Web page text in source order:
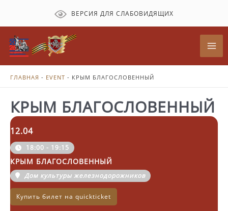
содержимому
ВЕРСИЯ ДЛЯ СЛАБОВИДЯЩИХ
ГЛАВНАЯ - EVENT - КРЫМ БЛАГОСЛОВЕННЫЙ
КРЫМ БЛАГОСЛОВЕННЫЙ
12.04
18:00 - 19:15
КРЫМ БЛАГОСЛОВЕННЫЙ
Дом культуры железнодорожников
Купить билет на quickticket